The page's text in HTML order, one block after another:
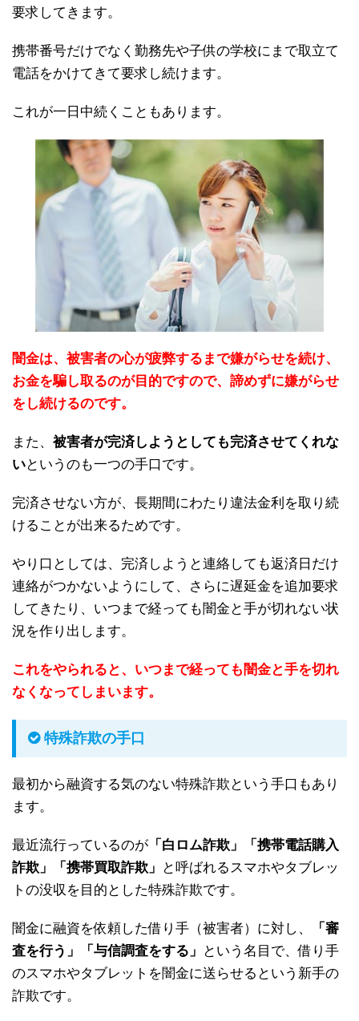
要求してきます。
携帯番号だけでなく勤務先や子供の学校にまで取立て
電話をかけてきて要求し続けます。
これが一日中続くこともあります。
闇金は、被害者の心が疲弊するまで嫌がらせを続け、
お金を騙し取るのが目的ですので、諦めずに嫌がらせ
をし続けるのです。
また、 被害者が完済しようとしても完済させてくれな
いというのも一つの手口です。
完済させない方が、長期間にわたり違法金利を取り続
けることが出来るためです。
やり口としては、完済しようと連絡しても返済日だけ
連絡がつかないようにして、さらに遅延金を追加要求
してきたり、いつまで経っても闇金と手が切れない状
況を作り出します。
これをやられると、いつまで経っても闇金と手を切れ
なくなってしまいます。
特殊詐欺の手口
最初から融資する気のない特殊詐欺という手口もあり
ます。
最近流行っているのが 「白ロム詐欺」「携帯電話購入
詐欺」「携帯買取詐欺」
と呼ばれるスマホやタブレッ
トの没収を目的とした特殊詐欺です。
闇金に融資を依頼した借り手（被害者）に対し、
「審
査を行う」「与信調査をする」
という名目で、借り手
のスマホやタブレットを闇金に送らせるという新手の
詐欺です。